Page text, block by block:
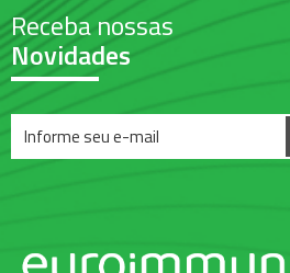
Receba nossas
Novidades